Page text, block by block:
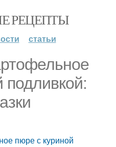
РЕЦЕПТЫ
статьи
подливкой:
пюре с куриной